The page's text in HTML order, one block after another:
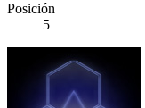
Posición
5